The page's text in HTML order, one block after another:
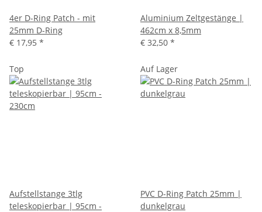
4er D-Ring Patch - mit
25mm D-Ring
€ 17,95 *
Aluminium Zeltgestänge |
462cm x 8,5mm
€ 32,50 *
Top
Aufstellstange 3tlg
teleskopierbar | 95cm -
Auf Lager
PVC D-Ring Patch 25mm |
dunkelgrau